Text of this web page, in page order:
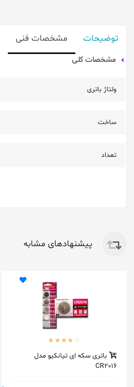
توضیحات مشخصات فنی
مشخصات کلی
ولتاژ باتری
ساخت
تعداد
پیشنهادهای مشابه
باتری سکه ای تیانکیو مدل
CR2016